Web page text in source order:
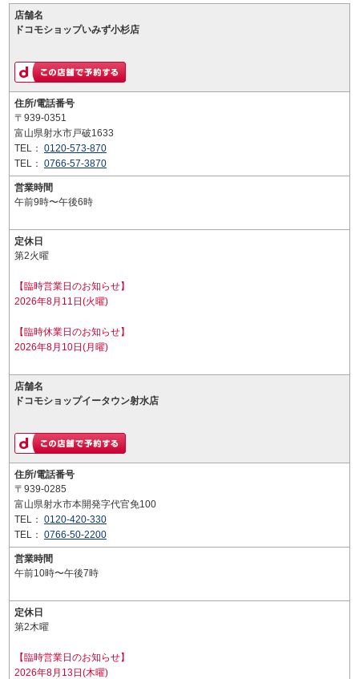
店舗名
ドコモショップいみず小杉店
住所/電話番号
〒939-0351
富山県射水市戸破1633
TEL： 0120-573-870
TEL： 0766-57-3870
営業時間
午前9時〜午後6時
定休日
第2火曜
【臨時営業日のお知らせ】
2026年8月11日(火曜)
【臨時休業日のお知らせ】
2026年8月10日(月曜)
店舗名
ドコモショップイータウン射水店
住所/電話番号
〒939-0285
富山県射水市本開発字代官免100
TEL： 0120-420-330
TEL： 0766-50-2200
営業時間
午前10時〜午後7時
定休日
第2木曜
【臨時営業日のお知らせ】
2026年8月13日(木曜)